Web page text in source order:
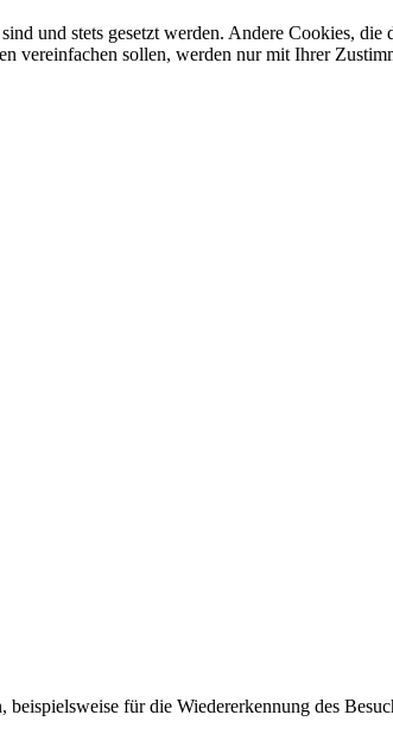
und stets gesetzt werden. Andere Cookies,
vereinfachen sollen, werden nur mit Ihrer
für die Wiedererkennung des